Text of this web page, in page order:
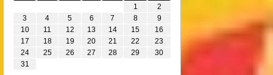
1
2
3
4 5 6 7 8
9
10
11 12 13 14 15
16
17
18 19 20 21 22
23
24
25 26 27 28 29
30
31